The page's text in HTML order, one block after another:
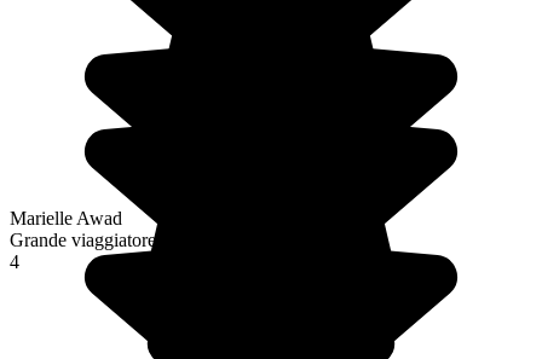
Marielle Awad
Grande viaggiatore
4